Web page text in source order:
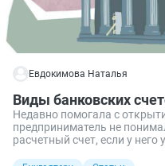
Евдокимова Наталья
Виды банковских
Недавно помогала с
предприниматель не
расчетный счет, если у